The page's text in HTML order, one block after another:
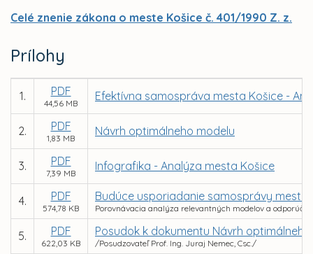
Celé znenie zákona o meste Košice č. 401/1990 Z. z.
Prílohy
1. PDF
44,56 MB
Efektívna samospráva mesta Košice -
2. PDF
1,83 MB
Návrh optimálneho modelu
3. PDF
7,39 MB
Infografika - Analýza mesta Košice
4. PDF
574,78 KB
Budúce usporiadanie samosprávy mesta
Porovnávacia analýza relevantných modelov a
5. PDF
622,03 KB
Posudok k dokumentu Návrh
/Posudzovateľ Prof. Ing. Juraj Nemec, Csc./